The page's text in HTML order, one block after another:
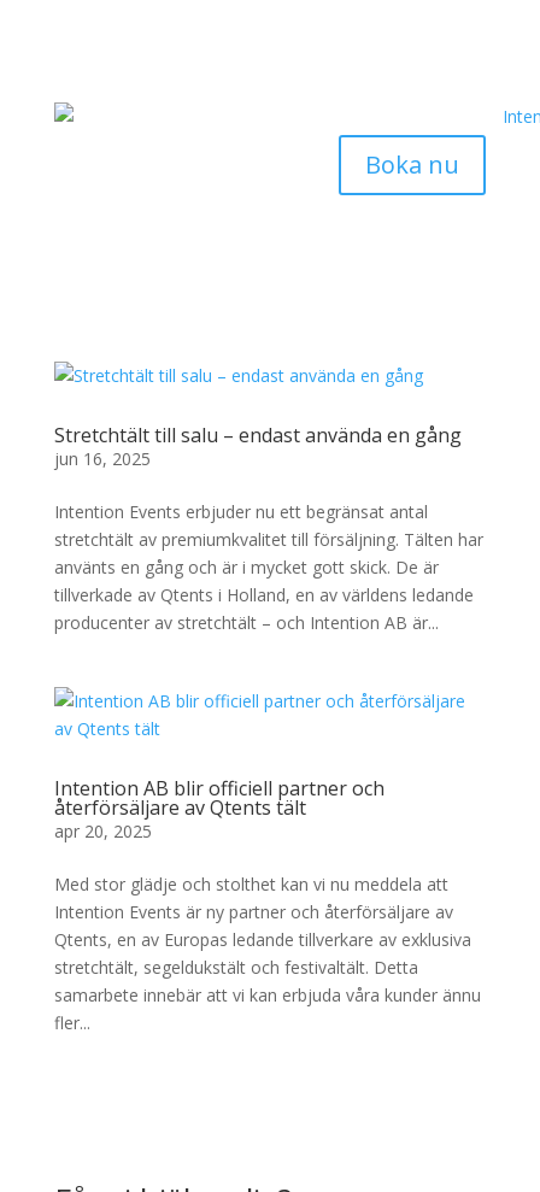
Boka nu
Stretchtält till salu – endast använda en gång
jun 16, 2025
Intention Events erbjuder nu ett begränsat antal
stretchtält av premiumkvalitet till försäljning. Tälten har
använts en gång och är i mycket gott skick. De är
tillverkade av Qtents i Holland, en av världens ledande
producenter av stretchtält – och Intention AB är...
Intention AB blir officiell partner och
återförsäljare av Qtents tält
apr 20, 2025
Med stor glädje och stolthet kan vi nu meddela att
Intention Events är ny partner och återförsäljare av
Qtents, en av Europas ledande tillverkare av exklusiva
stretchtält, segeldukstält och festivaltält. Detta
samarbete innebär att vi kan erbjuda våra kunder ännu
fler...